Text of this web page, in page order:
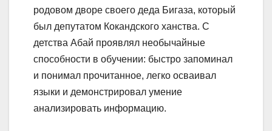
родовом дворе своего деда Бигаза, который
был депутатом Кокандского ханства. С
детства Абай проявлял необычайные
способности в обучении: быстро запоминал
и понимал прочитанное, легко осваивал
языки и демонстрировал умение
анализировать информацию.